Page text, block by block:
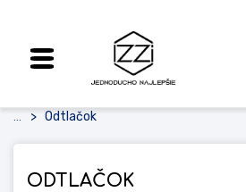
Odtlačok
ODTLAČOK